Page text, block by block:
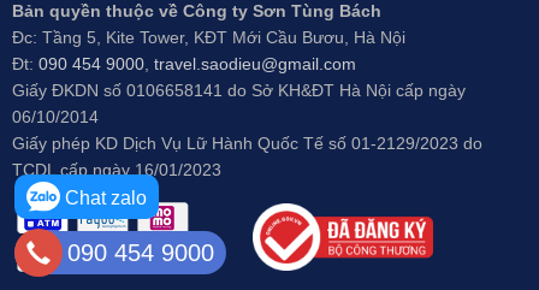
Bản quyền thuộc về Công ty Sơn Tùng Bách
Đc: Tầng 5, Kite Tower, KĐT Mới Cầu Bươu, Hà Nội
Đt: 090 454 9000, travel.saodieu@gmail.com
Giấy ĐKDN số 0106658141 do Sở KH&ĐT Hà Nội cấp ngày
06/10/2014
Giấy phép KD Dịch Vụ Lữ Hành Quốc Tế số 01-2129/2023 do
TCDL cấp ngày 16/01/2023
090 454 9000
Chat zalo